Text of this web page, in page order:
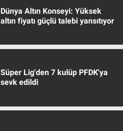
Dünya Altın Konseyi: Yüksek
altın fiyatı güçlü talebi yansıtıyor
Süper Lig'den 7 kulüp PFDK'ya
sevk edildi